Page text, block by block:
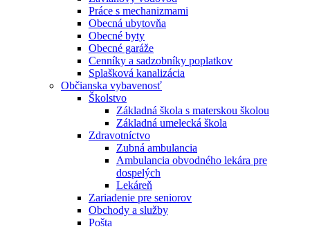
Práce s mechanizmami
Obecná ubytovňa
Obecné byty
Obecné garáže
Cenníky a sadzobníky poplatkov
Splašková kanalizácia
Občianska vybavenosť
Školstvo
Základná škola s materskou školou
Základná umelecká škola
Zdravotníctvo
Zubná ambulancia
Ambulancia obvodného lekára pre
dospelých
Lekáreň
Zariadenie pre seniorov
Obchody a služby
Pošta